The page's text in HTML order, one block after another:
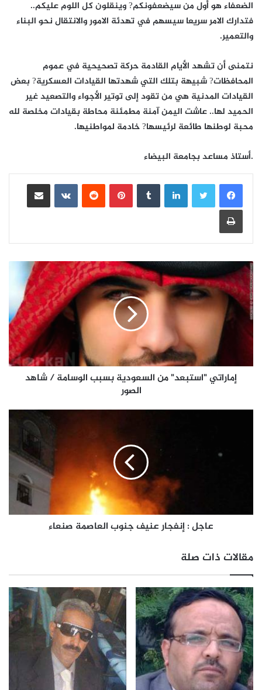
الضعفاء هو أول من سيضعفونكم? وينقلون كل اللوم عليكم..
فتدارك الامر سريعا سيسهم في تهدئة الامور والانتقال نحو البناء
والتعمير.
نتمنى أن تشهد الأيام القادمة حركة تصحيحية في عموم
المحافظات? شبيهة بتلك التي شهدتها القيادات العسكرية? بعض
القيادات المدنية هي من تقود إلى توتير الأجواء والتصعيد غير
الحميد لها.. عاشت اليمن آمنة مطمئنة محاطة بقيادات مخلصة لله
محبة لوطنها طائعة لرئيسها? خادمة لمواطنيها.
.أستاذ مساعد بجامعة البيضاء
لينكدإن بينتيريست
مشاركة عبر البريد
طباعة
إماراتي "استبعد" من السعودية بسبب الوسامة / شاهد
الصور
عاجل : إنفجار عنيف جنوب العاصمة صنعاء
مقالات ذات صلة